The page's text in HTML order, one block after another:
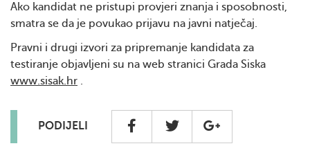
Ako kandidat ne pristupi provjeri znanja i sposobnosti,
smatra se da je povukao prijavu na javni natječaj.
Pravni i drugi izvori za pripremanje kandidata za
testiranje objavljeni su na web stranici Grada Siska
www.sisak.hr .
PODIJELI